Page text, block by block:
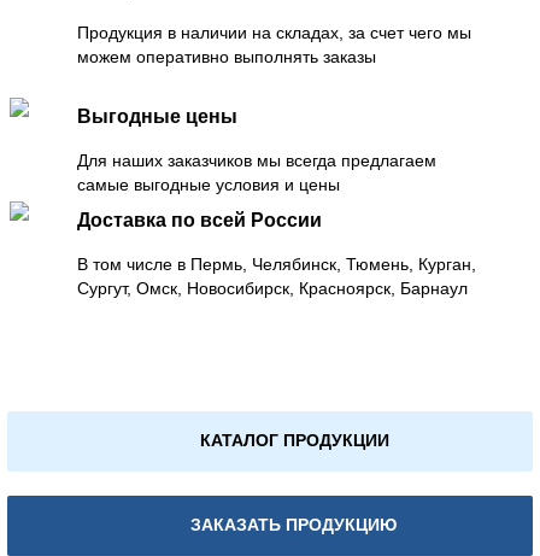
Продукция в наличии на складах, за счет чего мы
можем оперативно выполнять заказы
Выгодные цены
Для наших заказчиков мы всегда предлагаем
самые выгодные условия и цены
Доставка по всей России
В том числе в Пермь, Челябинск, Тюмень, Курган,
Сургут, Омск, Новосибирск, Красноярск, Барнаул
КАТАЛОГ ПРОДУКЦИИ
ЗАКАЗАТЬ ПРОДУКЦИЮ